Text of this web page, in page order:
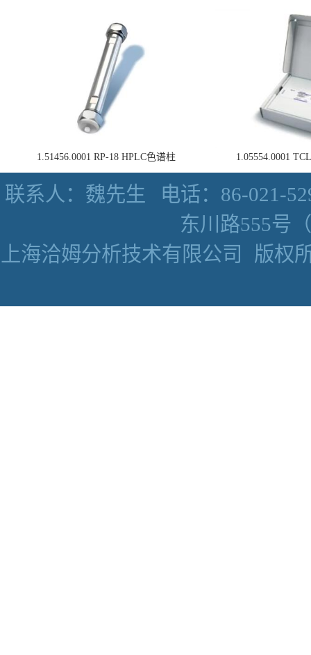
1.51456.0001 RP-18 HPLC色谱柱 1.05554.0001
联系人：魏先生
电话：86-021-
东川路555号
上海洽姆分析技术有限公司
版权